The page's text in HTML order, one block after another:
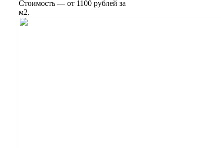
Стоимость — от 1100 рублей за
м2.